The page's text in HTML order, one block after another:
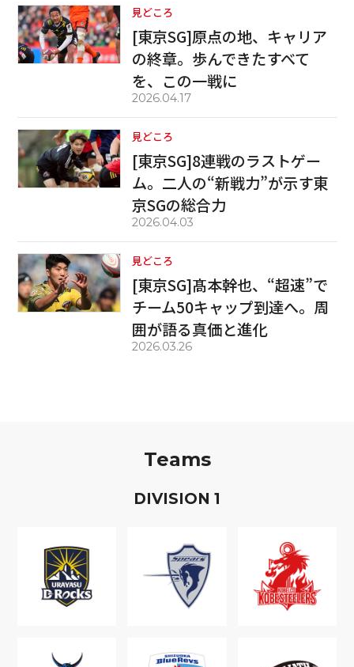
見どころ
[東京SG]原点の地、キャリア
の終章。歩んできたすべて
を、この一戦に
2026.04.17
見どころ
[東京SG]8連戦のラストゲー
ム。二人の“新戦力”が示す東
京SGの総合力
2026.04.03
見どころ
[東京SG]髙本幹也、“超速”で
チーム50キャップ到達へ。周
囲が語る真価と進化
2026.03.26
Teams
DIVISION 1